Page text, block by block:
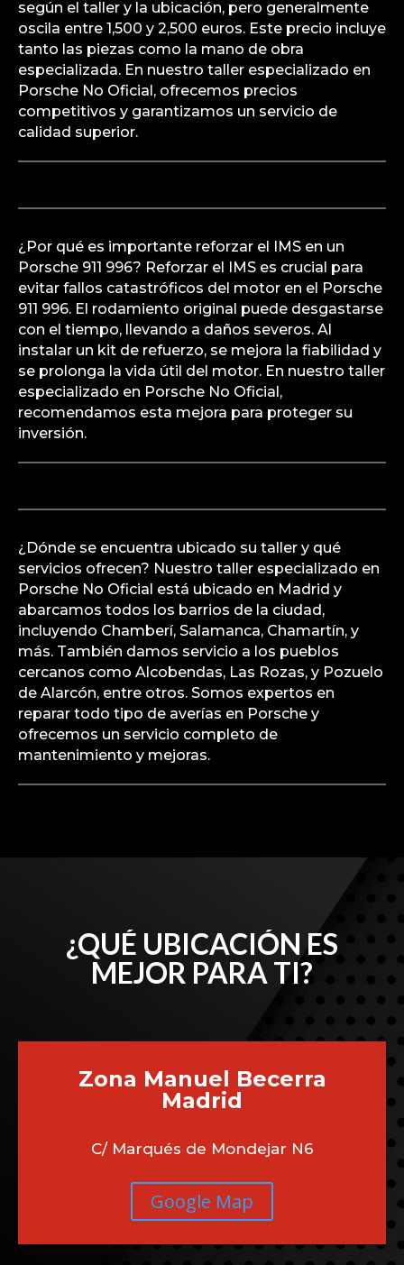
según el taller y la ubicación, pero generalmente
oscila entre 1,500 y 2,500 euros. Este precio incluye
tanto las piezas como la mano de obra
especializada. En nuestro taller especializado en
Porsche No Oficial, ofrecemos precios
competitivos y garantizamos un servicio de
calidad superior.
¿Por qué es importante reforzar el IMS en un
Porsche 911 996? Reforzar el IMS es crucial para
evitar fallos catastróficos del motor en el Porsche
911 996. El rodamiento original puede desgastarse
con el tiempo, llevando a daños severos. Al
instalar un kit de refuerzo, se mejora la fiabilidad y
se prolonga la vida útil del motor. En nuestro taller
especializado en Porsche No Oficial,
recomendamos esta mejora para proteger su
inversión.
¿Dónde se encuentra ubicado su taller y qué
servicios ofrecen? Nuestro taller especializado en
Porsche No Oficial está ubicado en Madrid y
abarcamos todos los barrios de la ciudad,
incluyendo Chamberí, Salamanca, Chamartín, y
más. También damos servicio a los pueblos
cercanos como Alcobendas, Las Rozas, y Pozuelo
de Alarcón, entre otros. Somos expertos en
reparar todo tipo de averías en Porsche y
ofrecemos un servicio completo de
mantenimiento y mejoras.
¿QUÉ UBICACIÓN ES
MEJOR PARA TI?
Zona Manuel Becerra
Madrid
C/ Marqués de Mondejar N6
Google Map